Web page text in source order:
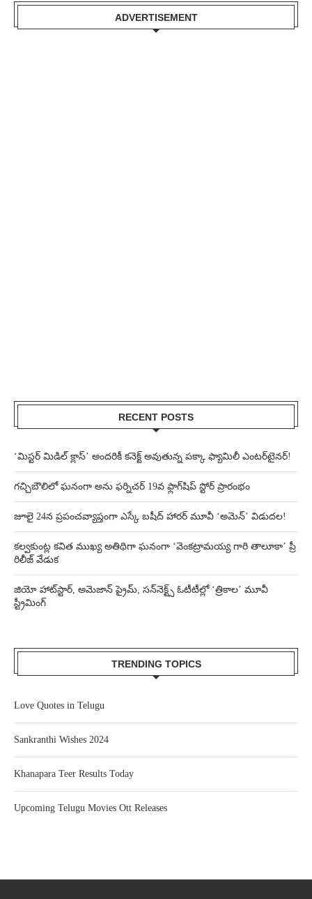
ADVERTISEMENT
RECENT POSTS
‘మిస్టర్ మిడిల్ క్లాస్’ అందరికీ కనెక్ట్ అవుతున్న పక్కా ఫ్యామిలీ ఎంటర్‌టైనర్!
గచ్చిబౌలిలో ఘనంగా అను ఫర్నిచర్ 19వ ఫ్లాగ్‌షిప్ స్టోర్ ప్రారంభం
జూలై 24న ప్రపంచవ్యాప్తంగా ఎస్కే బషీద్‌ హారర్ మూవీ ‘అమెన్’ విడుదల!
కల్వకుంట్ల కవిత ముఖ్య అతిథిగా ఘనంగా ‘వెంకట్రామయ్య గారి తాలూకా’ ప్రీ
రిలీజ్ వేడుక
జియో హాట్‌స్టార్, అమెజాన్ ప్రైమ్, సన్‌నెక్ట్స్ ఓటీటీల్లో ‘త్రికాల’ మూవీ
స్ట్రీమింగ్
TRENDING TOPICS
Love Quotes in Telugu
Sankranthi Wishes 2024
Khanapara Teer Results Today
Upcoming Telugu Movies Ott Releases